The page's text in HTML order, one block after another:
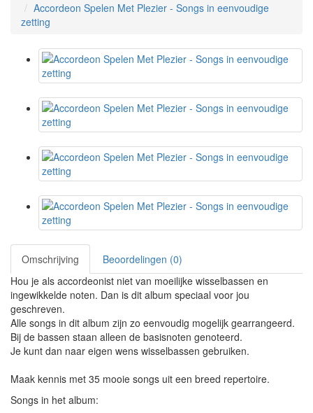
Accordeon Spelen Met Plezier - Songs in eenvoudige
zetting
Omschrijving
Beoordelingen (0)
Hou je als accordeonist niet van moeilijke wisselbassen en
ingewikkelde noten. Dan is dit album speciaal voor jou
geschreven.
Alle songs in dit album zijn zo eenvoudig mogelijk gearrangeerd.
Bij de bassen staan alleen de basisnoten genoteerd.
Je kunt dan naar eigen wens wisselbassen gebruiken.
Maak kennis met 35 mooie songs uit een breed repertoire.
Songs in het album: